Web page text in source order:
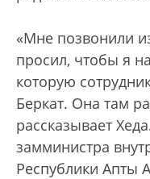
«Мне позвонили
просил, чтобы я
которую
Беркат. Она там
рассказывает
замминистра
Республики Апты